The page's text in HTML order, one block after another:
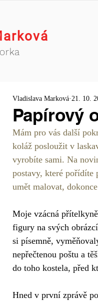
Papírový
Vladislava Marková 21. 10.
Mám pro vás další
koláž posloužit v
vyrobíte sami. Na
postavy, které pořídíte
umět malovat,
Moje vzácná
figury na svých
si písemně,
nepřečtenou poštu a
do toho kostela, před
Hned v první zprávě